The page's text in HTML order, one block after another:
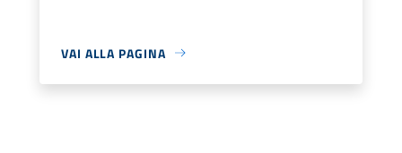
VAI ALLA PAGINA